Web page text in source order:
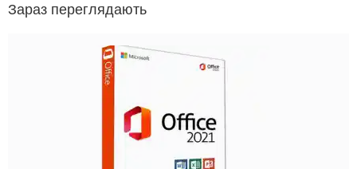
Зараз переглядають